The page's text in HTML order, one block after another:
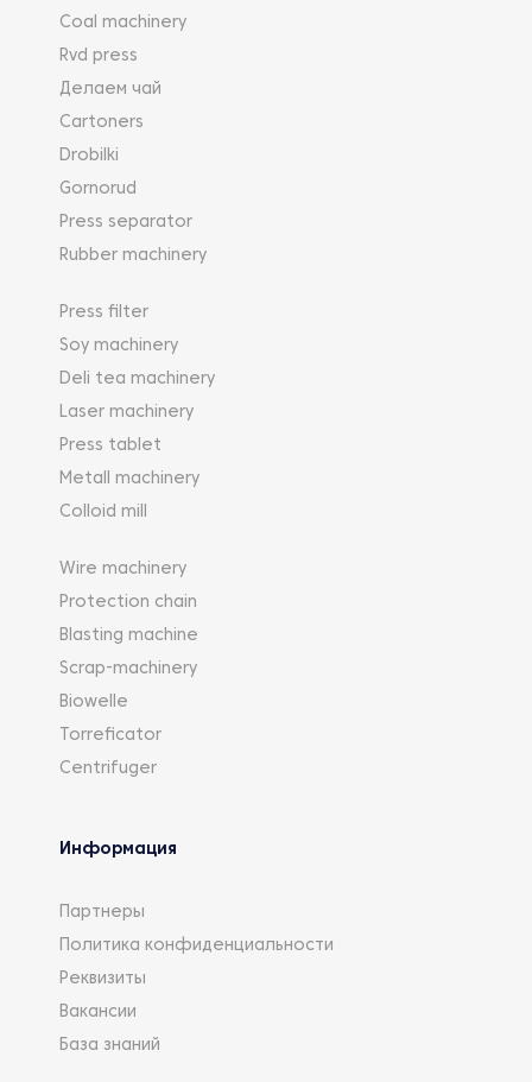
Coal machinery
Rvd press
Делаем чай
Cartoners
Drobilki
Gornorud
Press separator
Rubber machinery
Press filter
Soy machinery
Deli tea machinery
Laser machinery
Press tablet
Metall machinery
Colloid mill
Wire machinery
Protection chain
Blasting machine
Scrap-machinery
Biowelle
Torreficator
Centrifuger
Информация
Партнеры
Политика конфиденциальности
Реквизиты
Вакансии
База знаний